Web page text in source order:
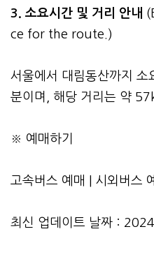
3. 소요시간 및 거리 안내
ce for the route.)
서울에서 대림동산까지
분이며, 해당 거리는 약
※ 예매하기
고속버스 예매 시외버스
최신 업데이트 날짜 :